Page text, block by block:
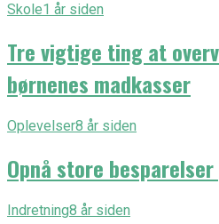
Skole1 år siden
Tre vigtige ting at
børnenes madkasser
Oplevelser8 år siden
Opnå store
Indretning8 år siden